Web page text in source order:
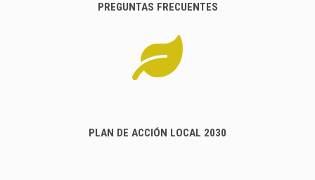
PREGUNTAS FRECUENTES
PLAN DE ACCIÓN LOCAL 2030